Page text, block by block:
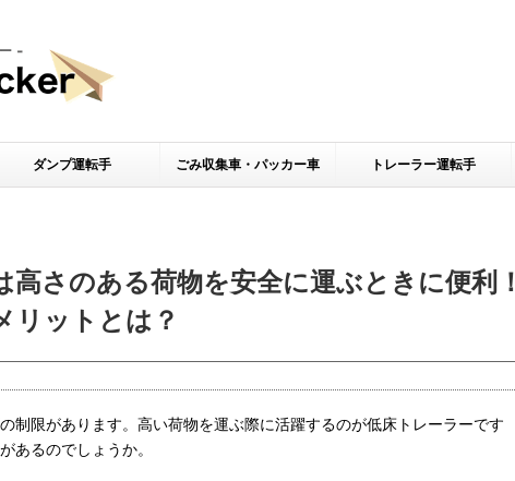
ダンプ運転手 ごみ収集車・パッカー車 トレーラー運転手
高さのある荷物を安全に運ぶときに便利！
リットとは？
制限があります。高い荷物を運ぶ際に活躍するのが低床トレーラーです
あるのでしょうか。